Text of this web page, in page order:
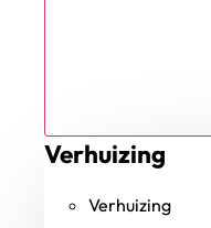
Verhuizing
Verhuizing